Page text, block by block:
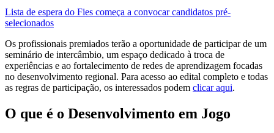
Lista de espera do Fies começa a convocar candidatos pré-
selecionados
Os profissionais premiados terão a oportunidade de participar de um
seminário de intercâmbio, um espaço dedicado à troca de
experiências e ao fortalecimento de redes de aprendizagem focadas
no desenvolvimento regional. Para acesso ao edital completo e todas
as regras de participação, os interessados podem clicar aqui.
O que é o Desenvolvimento em Jogo